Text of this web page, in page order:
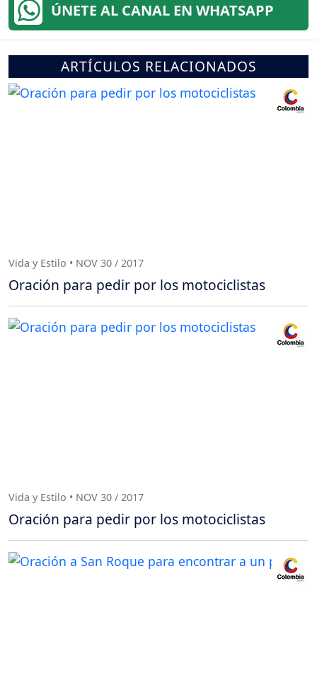
ÚNETE AL CANAL EN WHATSAPP
ARTÍCULOS RELACIONADOS
Vida y Estilo • NOV 30 / 2017
Oración para pedir por los motociclistas
Vida y Estilo • NOV 30 / 2017
Oración para pedir por los motociclistas